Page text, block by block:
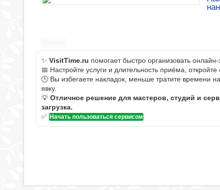
✨ VisitTime.ru помогает быстро организовать
📅 Настройте услуги и длительность приёма,
🕒 Вы избегаете накладок, меньше тратите времени
явку.
💡 Отличное решение для мастеров, студий и
загрузка.
✅ Начать пользоваться сервисом